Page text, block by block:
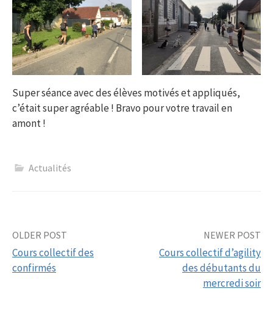
Super séance avec des élèves motivés et appliqués,
c’était super agréable ! Bravo pour votre travail en
amont !
Actualités
Post
navigation
OLDER POST
Cours collectif des
confirmés
NEWER POST
Cours collectif d’agility
des débutants du
mercredi soir